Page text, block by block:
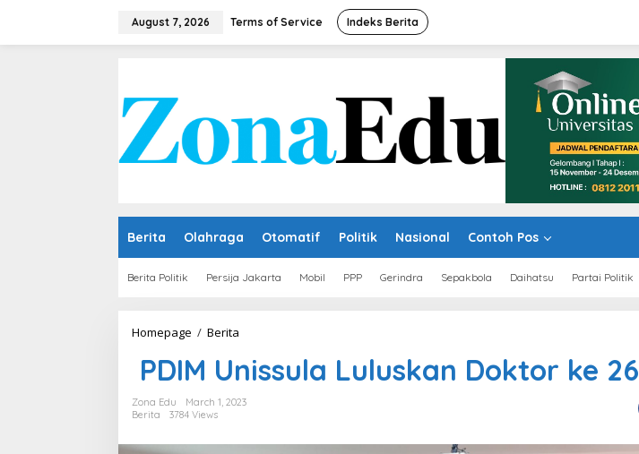
August 7, 2026 Terms of Service Indeks Berita
Berita Olahraga Otomatif Politik Nasional Contoh Pos
Berita Politik Persija Jakarta Mobil PPP Gerindra Sepakbola Daihatsu Partai Politik
Homepage / Berita
Luluskan
Doktor
ke
PDIM Unissula Luluskan Doktor ke 26
Zona Edu
March 1, 2023
Berita
3784 Views